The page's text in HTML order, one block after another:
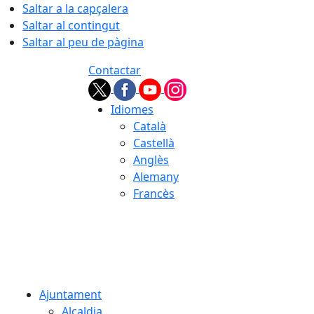
Saltar a la capçalera
Saltar al contingut
Saltar al peu de pàgina
Contactar
Idiomes
Català
Castellà
Anglès
Alemany
Francès
Ajuntament